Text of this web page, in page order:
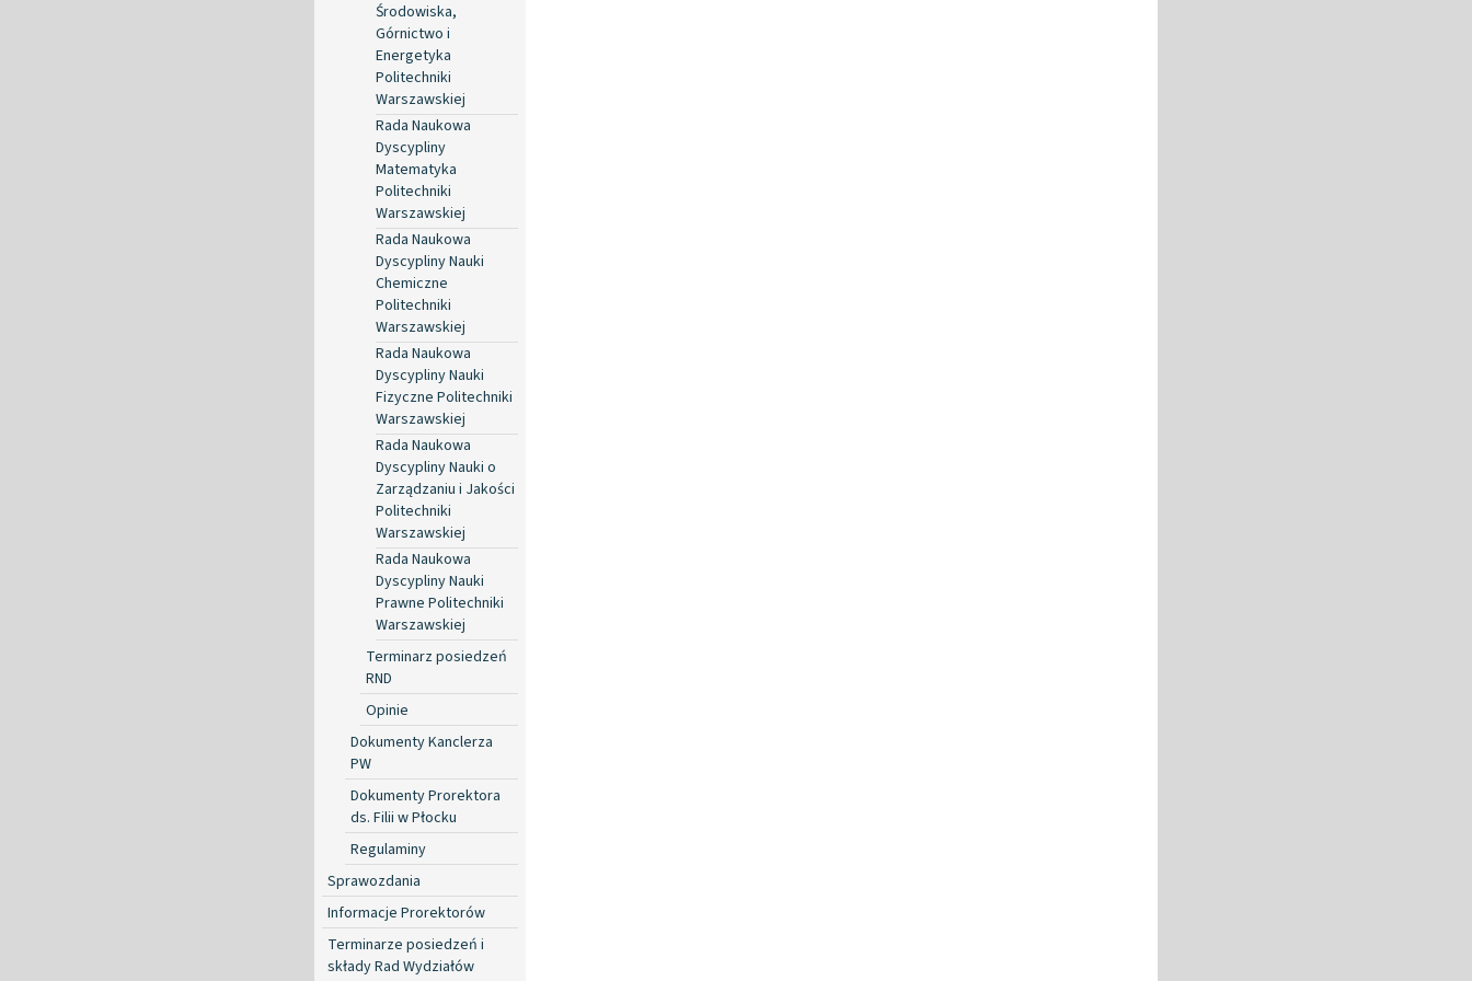
Środowiska,
Górnictwo i
Energetyka
Politechniki
Warszawskiej
Rada Naukowa
Dyscypliny
Matematyka
Politechniki
Warszawskiej
Rada Naukowa
Dyscypliny Nauki
Chemiczne
Politechniki
Warszawskiej
Rada Naukowa
Dyscypliny Nauki
Fizyczne Politechniki
Warszawskiej
Rada Naukowa
Dyscypliny Nauki o
Zarządzaniu i Jakości
Politechniki
Warszawskiej
Rada Naukowa
Dyscypliny Nauki
Prawne Politechniki
Warszawskiej
Terminarz posiedzeń
RND
Opinie
Dokumenty Kanclerza
PW
Dokumenty Prorektora
ds. Filii w Płocku
Regulaminy
Sprawozdania
Informacje Prorektorów
Terminarze posiedzeń i
składy Rad Wydziałów